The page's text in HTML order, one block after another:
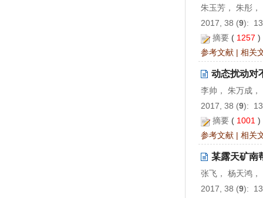
朱玉芳， 朱彤
2017, 38 (9):
摘要 ( 1257
参考文献 | 相关
动态扰动对
李帅， 朱万成
2017, 38 (9):
摘要 ( 1001
参考文献 | 相关
某露天矿南
张飞， 杨天鸿
2017, 38 (9):